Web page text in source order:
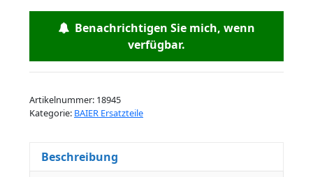
Benachrichtigen Sie mich, wenn
verfügbar.
Artikelnummer: 18945
Kategorie: BAIER Ersatzteile
Beschreibung